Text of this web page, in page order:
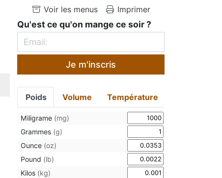
Voir les menus
Imprimer
Qu'est ce qu'on mange ce soir ?
Je m'inscris
Poids Volume Température
Miligrame (mg)
Grammes (g)
Ounce (oz)
Pound (lb)
Kilos (kg)